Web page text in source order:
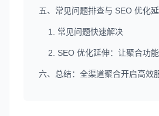
五、常见问题排查与 SEO 优化
1. 常见问题快速解决
2. SEO 优化延伸：让聚合功
六、总结：全渠道聚合开启高效